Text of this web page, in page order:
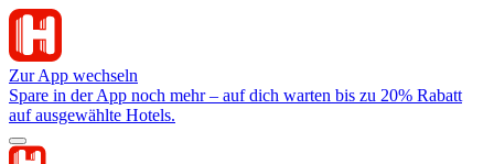
Zur App wechseln
Spare in der App noch mehr – auf dich warten bis zu 20% Rabatt
auf ausgewählte Hotels.